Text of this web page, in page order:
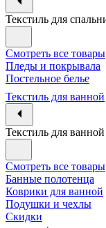
Текстиль для
Смотреть все товары
Пледы и покрывала
Постельное белье
Текстиль для ванной
Текстиль для ванной
Смотреть все товары
Банные полотенца
Коврики для ванной
Подушки и чехлы
Скидки